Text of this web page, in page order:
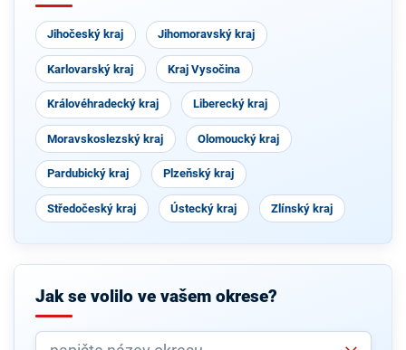
Jihočeský kraj Jihomoravský kraj
Karlovarský kraj Kraj Vysočina
Královéhradecký kraj Liberecký kraj
Moravskoslezský kraj Olomoucký kraj
Pardubický kraj Plzeňský kraj
Středočeský kraj Ústecký kraj Zlínský kraj
Jak se volilo ve vašem okrese?